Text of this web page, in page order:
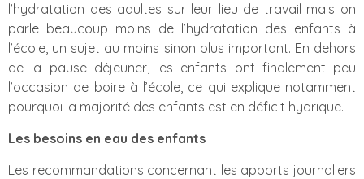
l’hydratation des adultes sur leur lieu de travail mais on
parle beaucoup moins de l’hydratation des enfants à
l’école, un sujet au moins sinon plus important. En dehors
de la pause déjeuner, les enfants ont finalement peu
l’occasion de boire à l’école, ce qui explique notamment
pourquoi la majorité des enfants est en déficit hydrique.
Les besoins en eau des enfants
Les recommandations concernant les apports journaliers